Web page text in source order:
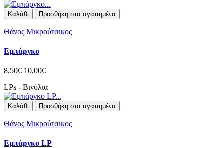
Καλάθι Προσθήκη στα αγαπημένα
Θάνος Μικρούτσικος
Εμπάργκο
8,50€ 10,00€
LPs - Βινύλια
Καλάθι Προσθήκη στα αγαπημένα
Θάνος Μικρούτσικος
Εμπάργκο LP